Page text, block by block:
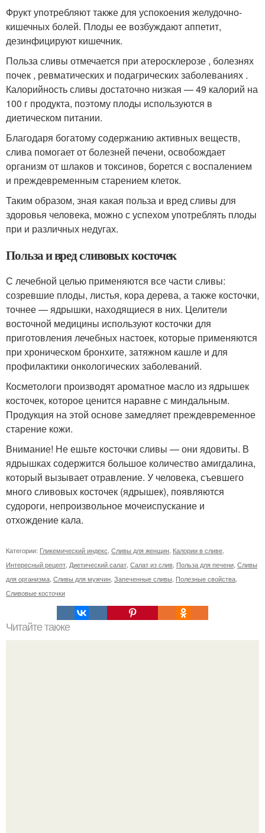
Фрукт употребляют также для успокоения желудочно-
кишечных болей. Плоды ее возбуждают аппетит,
дезинфи­цируют кишечник.
Польза сливы отмечается при атеросклерозе , болезнях
почек , ревматических и подагрических заболеваниях .
Калорийность сливы достаточно низкая — 49 калорий на
100 г продукта, поэтому плоды используются в
диетическом питании.
Благодаря богатому содержанию активных веществ,
слива помогает от болезней печени, освобождает
организм от шлаков и токсинов, борется с воспалением
и преждевременным старением клеток.
Таким образом, зная какая польза и вред сливы для
здоровья человека, можно с успехом употреблять плоды
при и различных недугах.
Польза и вред сливовых косточек
С лечебной целью применяются все части сливы:
созревшие плоды, листья, кора дерева, а также косточки,
точнее — ядрышки, находящиеся в них. Целители
восточной медицины используют косточки для
приготовления лечебных настоек, которые применяются
при хроническом бронхите, затяжном кашле и для
профилактики онкологических заболеваний.
Косметологи производят ароматное масло из ядрышек
косточек, которое ценится наравне с миндальным.
Продукция на этой основе замедляет преждевременное
старение кожи.
Внимание! Не ешьте косточки сливы — они ядовиты. В
ядрышках содержится большое количество амигдалина,
который вызывает отравление. У человека, съевшего
много сливовых косточек (ядрышек), появляются
судороги, непроизвольное мочеиспускание и
отхождение кала.
Категории: Гликемический индекс, Сливы для женщин, Калории в сливе,
Интересный рецепт, Диетический салат, Салат из слив, Польза для печени, Сливы
для организма, Сливы для мужчин, Запеченные сливы, Полезные свойства,
Сливовые косточки
Читайте также